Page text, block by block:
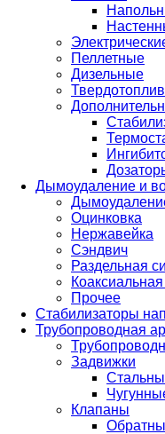
Пеллетные
Дизельные
Дымоудаление и
Оцинковка
Нержавейка
Сэндвич
Раздельная
Прочее
Стабилизаторы
Трубопроводная
Задвижки
Клапаны